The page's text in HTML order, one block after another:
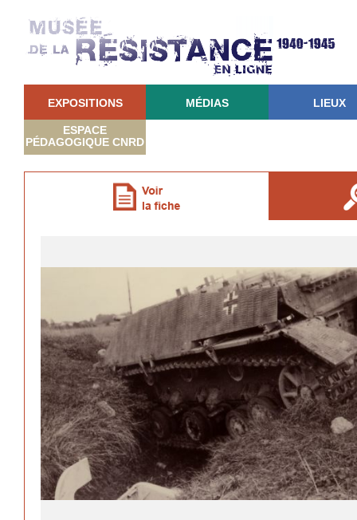
EXPOSITIONS MÉDIAS LIEUX
ESPACE
PÉDAGOGIQUE CNRD